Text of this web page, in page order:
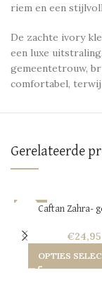
riem en een
De zachte ivory
een luxe
gemeentetrouw,
comfortabel,
Gerelateerde
-62%
NEW
Caftan Zahra-
€24,95
OPTIES